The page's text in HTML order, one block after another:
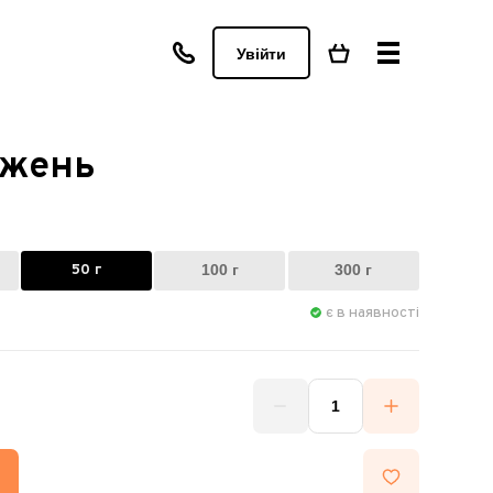
Увійти
50 г 100 г 300 г
є в наявності